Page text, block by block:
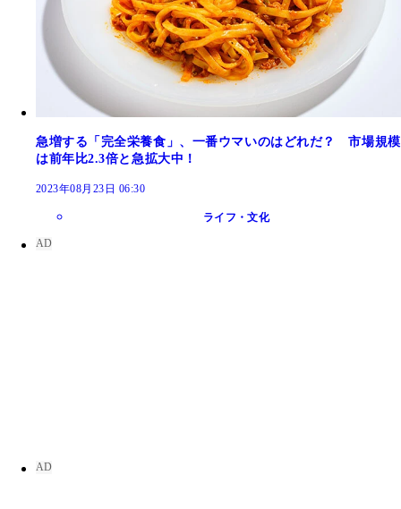
急増する「完全栄養食」、一番ウマいのはどれだ？ 市場規模
は前年比2.3倍と急拡大中！
2023年08月23日 06:30
ライフ・文化